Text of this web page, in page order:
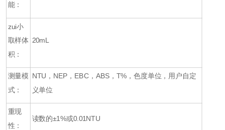
能：
zui小
取样体
积：
20mL
测量模
式：
NTU ， NEP ， EBC， ABS ，T% ，色度单位，用户自定
义单位
重现
性：
读数的±1%或0.01NTU